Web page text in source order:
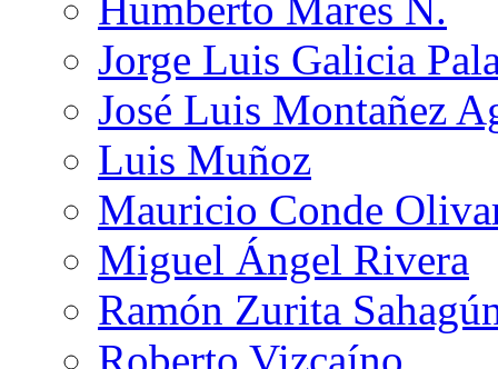
Jorge Luis Galicia
José Luis Montañez
Luis Muñoz
Mauricio Conde
Miguel Ángel Rivera
Ramón Zurita
Roberto Vizcaíno